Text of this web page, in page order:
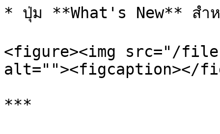
* ปุ่ม **What's New** สำหรั
<figure><img src="/files/
alt=""><figcaption></
***